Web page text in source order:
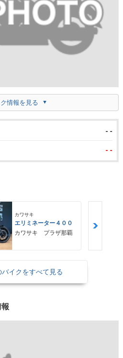
情報を見る
- -
- -
カワサキ
エリミネーター４００
カワサキ プラザ那覇
イクをすべて見る